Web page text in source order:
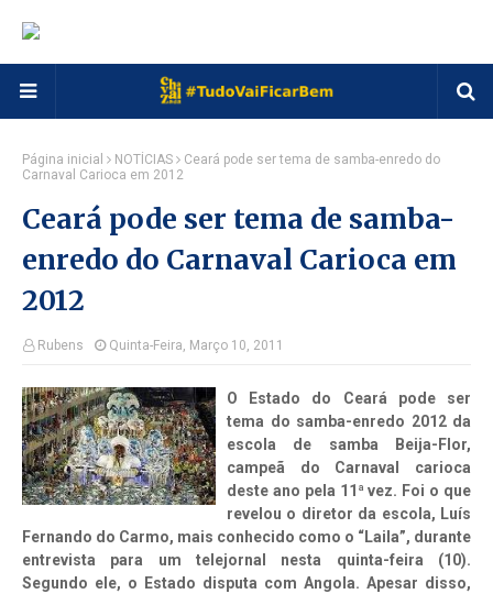
Página inicial NOTÍCIAS
Ceará pode ser tema de samba-enredo do
Carnaval Carioca em 2012
Ceará pode ser tema de samba-
enredo do Carnaval Carioca em
2012
Rubens Quinta-Feira, Março 10, 2011
O Estado do Ceará pode ser
tema do samba-enredo 2012 da
escola de samba Beija-Flor,
campeã do Carnaval carioca
deste ano pela 11ª vez. Foi o que
revelou o diretor da escola, Luís
Fernando do Carmo, mais conhecido como o “Laila”, durante
entrevista para um telejornal nesta quinta-feira (10).
Segundo ele, o Estado disputa com Angola. Apesar disso,